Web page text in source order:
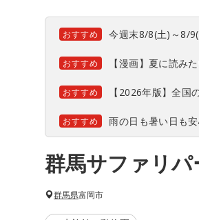
おすすめ 今週末8/8(土)～8/
おすすめ 【漫画】夏に読み
おすすめ 【2026年版】全国
おすすめ 雨の日も暑い日も
群馬サファリパ
群馬県富岡市